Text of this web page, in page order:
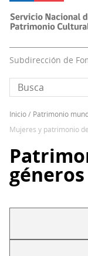
principal
Subdirección de
enlaces
de
ayuda
a
inicio patrimonio
mujeres y patrimonio
Solapas